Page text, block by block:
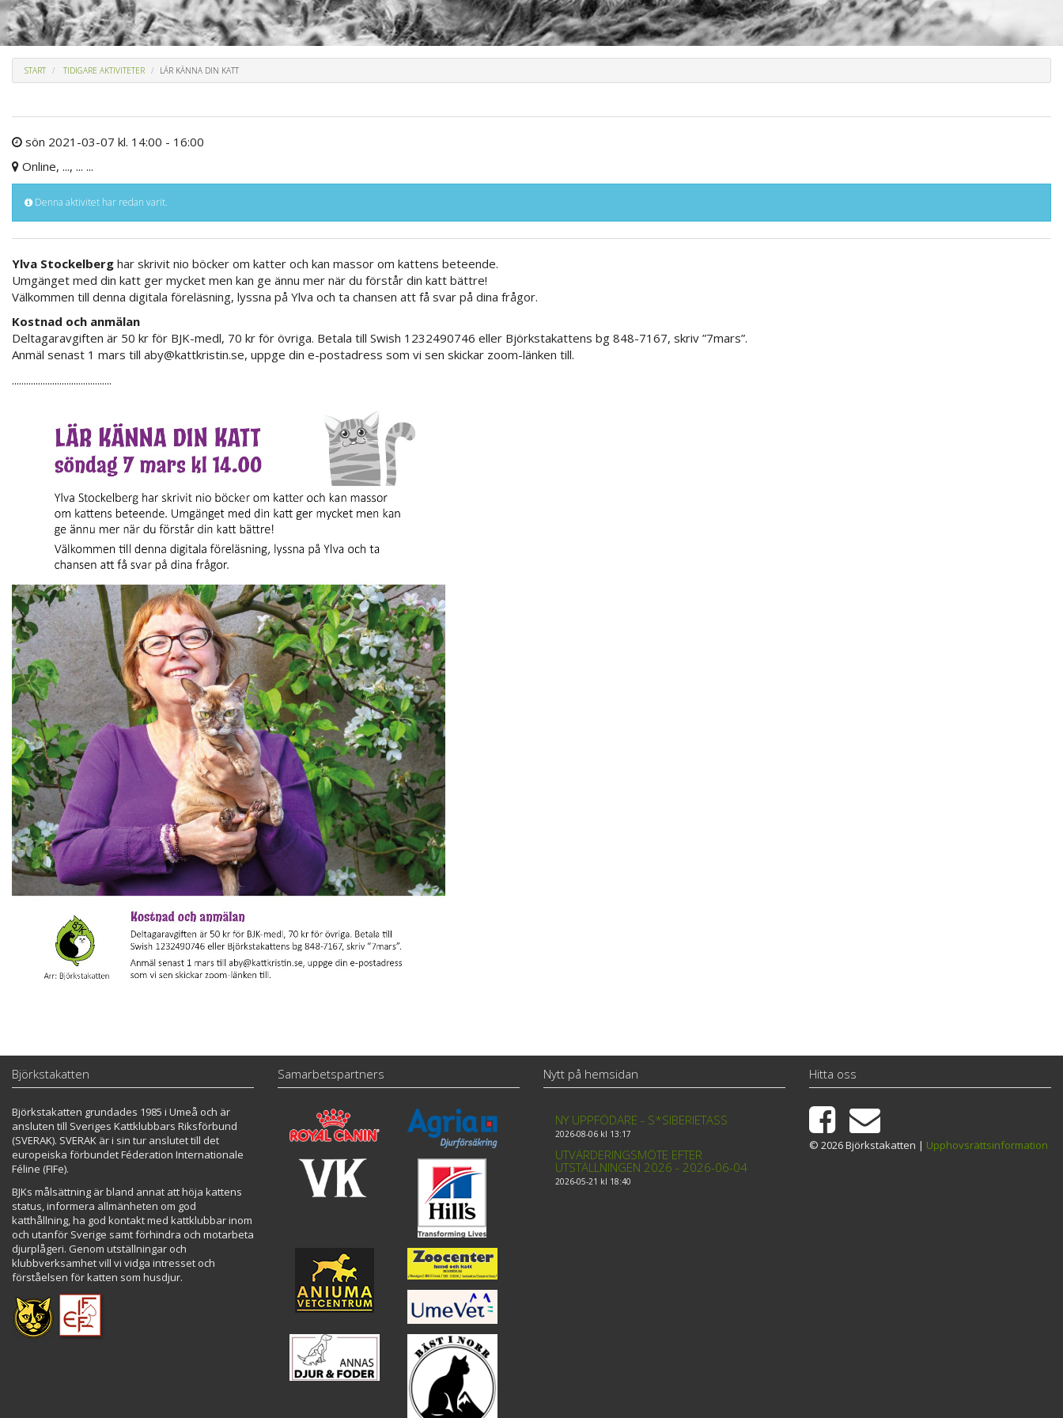
START TIDIGARE AKTIVITETER LÄR KÄNNA DIN KATT
sön 2021-03-07 kl. 14:00 - 16:00
Online, ..., ... ...
Denna aktivitet har redan varit.
Ylva Stockelberg har skrivit nio böcker om katter och kan massor om kattens beteende.
Umgänget med din katt ger mycket men kan ge ännu mer när du förstår din katt bättre!
Välkommen till denna digitala föreläsning, lyssna på Ylva och ta chansen att få svar på dina frågor.
Kostnad och anmälan
Deltagaravgiften är 50 kr för BJK-medl, 70 kr för övriga. Betala till Swish 1232490746 eller Björkstakattens bg 848-7167, skriv ”7mars”.
Anmäl senast 1 mars till aby@kattkristin.se, uppge din e-postadress som vi sen skickar zoom-länken till.
..........................................
Björkstakatten
Björkstakatten grundades 1985 i Umeå och är
ansluten till Sveriges Kattklubbars Riksförbund
(SVERAK). SVERAK är i sin tur anslutet till det
europeiska förbundet Féderation Internationale
Féline (FIFe).
BJKs målsättning är bland annat att höja kattens
status, informera allmänheten om god
katthållning, ha god kontakt med kattklubbar inom
och utanför Sverige samt förhindra och motarbeta
djurplågeri. Genom utställningar och
klubbverksamhet vill vi vidga intresset och
förståelsen för katten som husdjur.
Samarbetspartners Nytt på hemsidan
NY UPPFÖDARE - S*SIBERIETASS
2026-08-06 kl 13:17
UTVÄRDERINGSMÖTE EFTER
UTSTÄLLNINGEN 2026 - 2026-06-04
2026-05-21 kl 18:40
Hitta oss
© 2026 Björkstakatten | Upphovsrättsinformation